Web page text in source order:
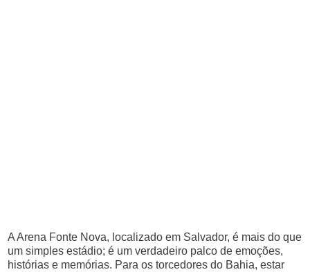
A Arena Fonte Nova, localizado em Salvador, é mais do que
um simples estádio; é um verdadeiro palco de emoções,
histórias e memórias. Para os torcedores do Bahia, estar